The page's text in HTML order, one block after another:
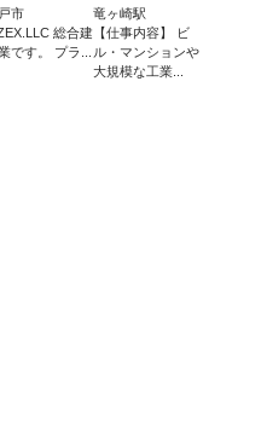
市
総合建
です。 プラ...
竜ヶ崎駅
【仕事内容】 ビ
ル・マンションや
大規模な工業...